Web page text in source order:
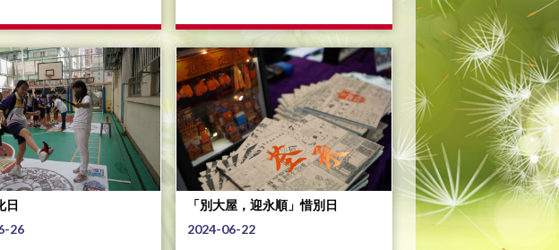
日
26
「別大屋，迎永順」惜別日
2024-06-22